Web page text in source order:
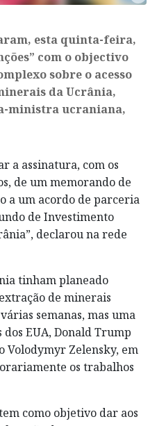
esta quinta-feira,
com o objectivo
sobre o acesso
da Ucrânia,
ministra ucraniana,
a assinatura, com os
de um memorando de
a um acordo de parceria
de Investimento
declarou na rede
tinham planeado
de minerais
semanas, mas uma
EUA, Donald Trump
Volodymyr Zelensky, em
os trabalhos
como objetivo dar aos